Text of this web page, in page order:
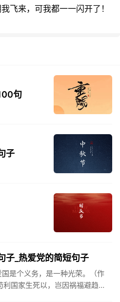
飞来，可我都一一闪开了！
句
子
子_热爱党的简短句子
是个义务，是一种光荣。（作
国家生死以，岂因祸福避趋